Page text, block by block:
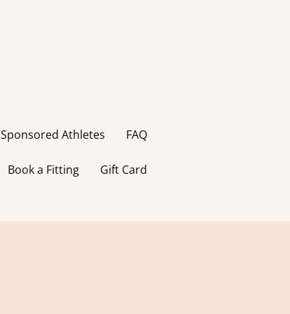
Sponsored Athletes FAQ
Book a Fitting Gift Card